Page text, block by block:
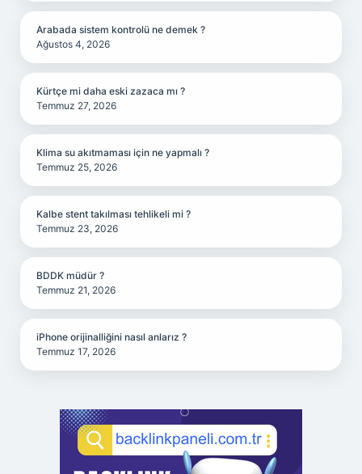
Arabada sistem kontrolü ne demek ?
Ağustos 4, 2026
Kürtçe mi daha eski zazaca mı ?
Temmuz 27, 2026
Klima su akıtmaması için ne yapmalı ?
Temmuz 25, 2026
Kalbe stent takılması tehlikeli mi ?
Temmuz 23, 2026
BDDK müdür ?
Temmuz 21, 2026
iPhone orijinalliğini nasıl anlarız ?
Temmuz 17, 2026